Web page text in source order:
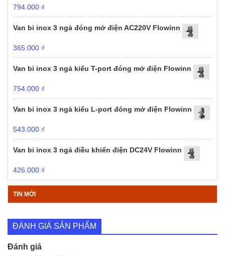
794.000 ₫
Van bi inox 3 ngả đóng mở điện AC220V Flowinn
365.000 ₫
Van bi inox 3 ngả kiểu T-port đóng mở điện Flowinn
754.000 ₫
Van bi inox 3 ngả kiểu L-port đóng mở điện Flowinn
543.000 ₫
Van bi inox 3 ngả điều khiển điện DC24V Flowinn
426.000 ₫
TIN MỚI
ĐÁNH GIÁ SẢN PHẨM
Đánh giá